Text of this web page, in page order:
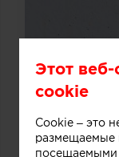
Этот
cookie
Cookie – это
размещаемые
посещаемыми